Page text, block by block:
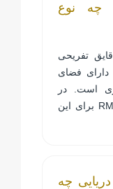
چه نوع
تفریحی
دارای فضای
است. در
برای این
چه